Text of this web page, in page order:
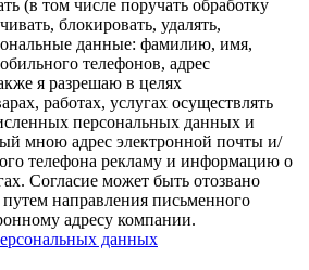
(в том числе поручать обработку
блокировать, удалять,
данные: фамилию, имя,
телефонов, адрес
я разрешаю в целях
работах, услугах осуществлять
персональных данных и
мною адрес электронной почты и/
телефона рекламу и информацию о
Согласие может быть отозвано
направления письменного
адресу компании.
данных